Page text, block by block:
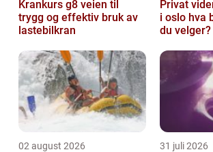
Krankurs g8 veien til
trygg og effektiv bruk av
lastebilkran
Privat
i oslo hva bør du vite før
du velger?
02 august 2026 31 juli 2026